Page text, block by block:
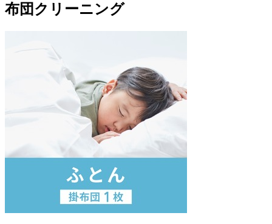
布団クリーニング